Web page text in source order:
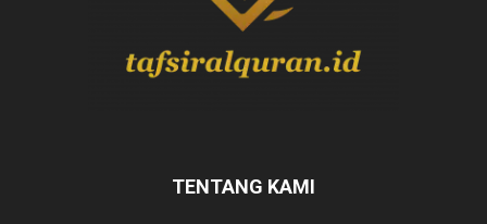
TENTANG KAMI